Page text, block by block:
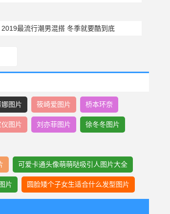
2019最流行潮男混搭 冬季就要酷到底
娜图片 筱崎爱图片 桥本环奈
图片 刘亦菲图片 徐冬冬图片
可爱卡通头像萌萌哒吸引人图片大全
片 圆脸矮个子女生适合什么发型图片